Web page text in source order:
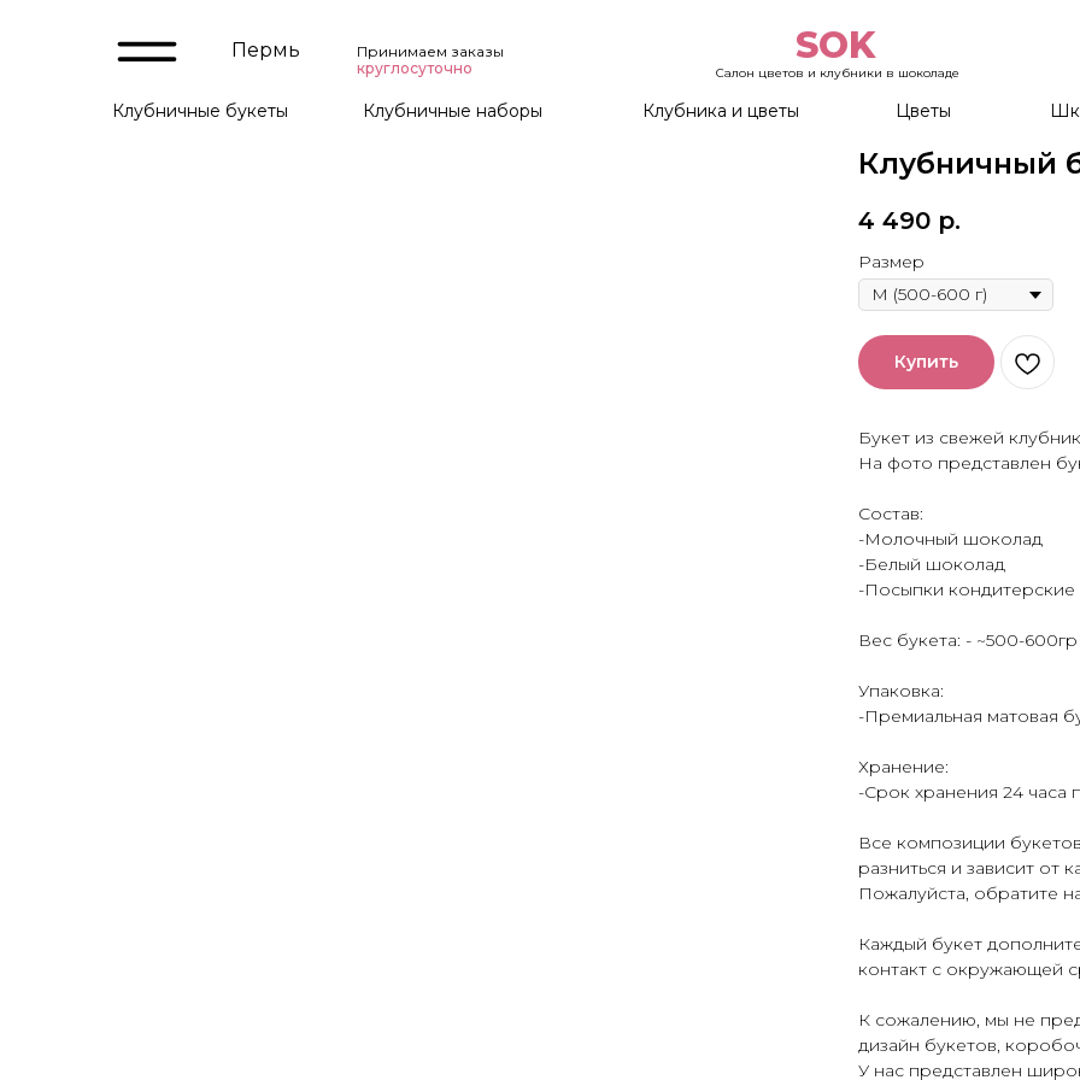
Клубничные букеты Клубничные наборы Цветы
Клубника и цветы
Принимаем заказы
круглосуточно
Салон цветов и клубники в шоколаде
SOK
Пермь
Клубничный
4 490 р.
Размер
Купить
Букет из свежей
На фото представлен
Состав:
-Молочный шоколад
-Белый шоколад
-Посыпки кондитерские
Вес букета: - ~500-600гр
Упаковка:
-Премиальная матовая
Хранение:
-Срок хранения 24 часа
Все композиции
разниться и зависит от
Пожалуйста, обратите
Каждый букет
контакт с окружающей
К сожалению, мы не
дизайн букетов,
У нас представлен